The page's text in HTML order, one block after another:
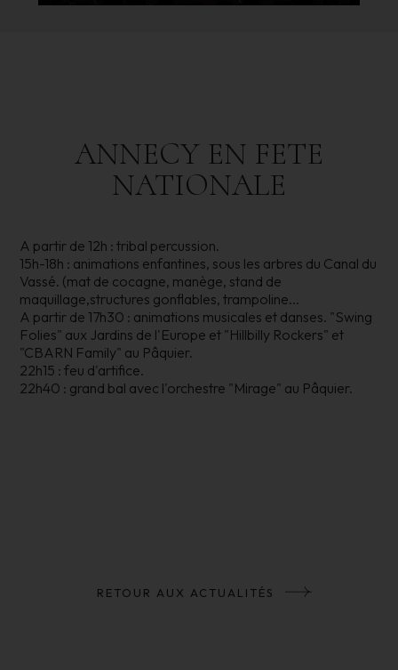
ANNECY EN FETE
NATIONALE
A partir de 12h : tribal percussion.
15h-18h : animations enfantines, sous les arbres du Canal du
Vassé. (mat de cocagne, manège, stand de
maquillage,structures gonflables, trampoline...
A partir de 17h30 : animations musicales et danses. "Swing
Folies" aux Jardins de l'Europe et "Hillbilly Rockers" et
"CBARN Family" au Pâquier.
22h15 : feu d'artifice.
22h40 : grand bal avec l'orchestre "Mirage" au Pâquier.
RETOUR AUX ACTUALITÉS